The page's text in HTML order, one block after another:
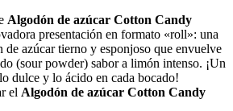
Algodón de azúcar Cotton Candy
presentación en formato «roll»: una
de azúcar tierno y esponjoso que envuelve
(sour powder) sabor a limón intenso. ¡Un
dulce y lo ácido en cada bocado!
el Algodón de azúcar Cotton Candy